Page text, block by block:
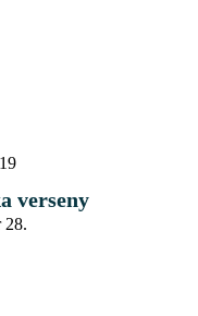
verseny
28.